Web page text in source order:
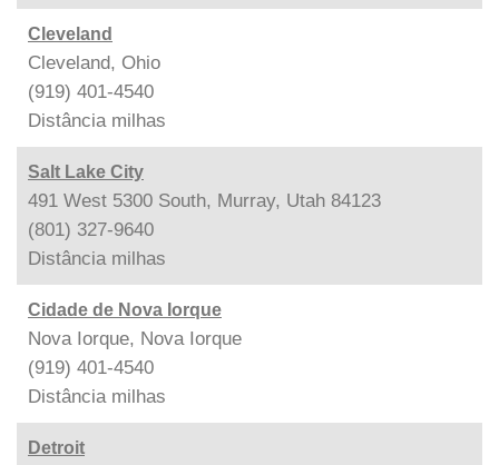
Cleveland
Cleveland, Ohio
(919) 401-4540
Distância milhas
Salt Lake City
491 West 5300 South, Murray, Utah 84123
(801) 327-9640
Distância milhas
Cidade de Nova Iorque
Nova Iorque, Nova Iorque
(919) 401-4540
Distância milhas
Detroit